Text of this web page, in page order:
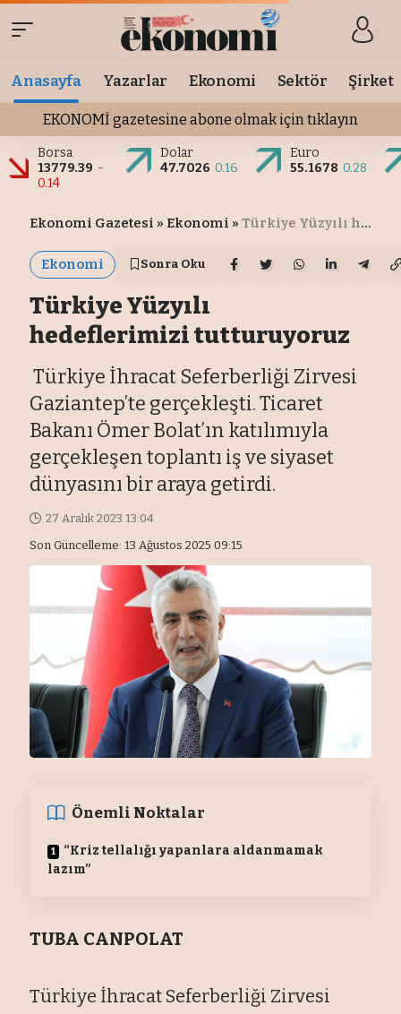
Anasayfa Yazarlar Ekonomi Sektör Şirket
EKONOMİ gazetesine abone olmak için tıklayın
Borsa
13779.39 -
0.14
Dolar
47.7026 0.16
Euro
55.1678 0.28
Ekonomi Gazetesi » Ekonomi »Türkiye Yüzyılı hedeflerimizi tutturuyoruz
Ekonomi Sonra Oku
Türkiye Yüzyılı
hedeflerimizi tutturuyoruz
Türkiye İhracat Seferberliği Zirvesi
Gaziantep’te gerçekleşti. Ticaret
Bakanı Ömer Bolat’ın katılımıyla
gerçekleşen toplantı iş ve siyaset
dünyasını bir araya getirdi.
Son Güncelleme: 13 Ağustos 2025 09:15
27 Aralık 2023 13:04
Önemli Noktalar
“Kriz tellalığı yapanlara aldanmamak
lazım”
TUBA CANPOLAT
Türkiye İhracat Seferberliği Zirvesi